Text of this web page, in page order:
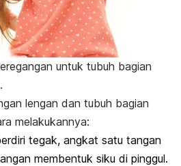
untuk tubuh bagian
lengan dan tubuh bagian
melakukannya:
tegak, angkat satu tangan
membentuk siku di pinggul.